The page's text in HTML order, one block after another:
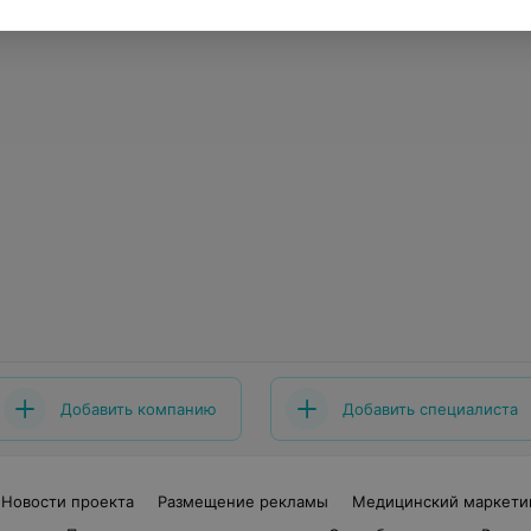
Добавить компанию Добавить специалиста
Новости проекта Размещение рекламы
Медицинский